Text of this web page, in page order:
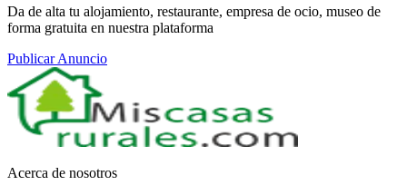
Da de alta tu alojamiento, restaurante, empresa de ocio, museo de
forma gratuita en nuestra plataforma
Publicar Anuncio
Acerca de nosotros